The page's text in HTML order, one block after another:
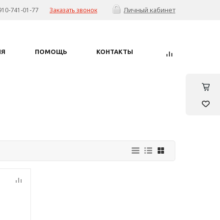
Личный кабинет
741-01-77 Заказать звонок
ПОМОЩЬ КОНТАКТЫ